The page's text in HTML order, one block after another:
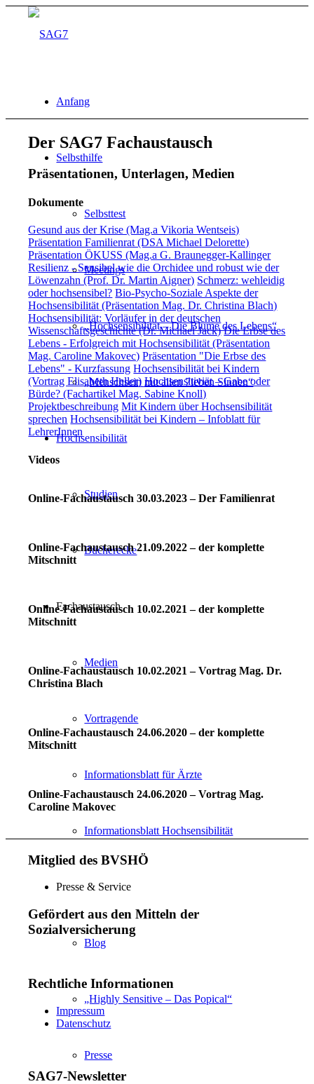
Anfang
Selbsthilfe
Selbsttest
Meetings
„Hochsensibilität – Die Blume des Lebens“
„Menschsein mit allen 7ieben Sinnen“
Hochsensibilität
Studien
Bücherecke
Fachaustausch
Medien
Vortragende
Informationsblatt für Ärzte
Informationsblatt Hochsensibilität
Presse & Service
Blog
„Highly Sensitive – Das Popical“
Presse
Der SAG7 Fachaustausch
Präsentationen, Unterlagen, Medien
Dokumente
Gesund aus der Krise (Mag.a Vikoria Wentseis)
Präsentation Familienrat (DSA Michael Delorette)
Präsentation ÖKUSS (Mag.a G. Braunegger-Kallinger
Resilienz - Sensibel wie die Orchidee und robust wie der
Löwenzahn (Prof. Dr. Martin Aigner) Schmerz: wehleidig
oder hochsensibel? Bio-Psycho-Soziale Aspekte der
Hochsensibilität (Präsentation Mag. Dr. Christina Blach)
Hochsensibilität: Vorläufer in der deutschen
Wissenschaftsgeschichte (Dr. Michael Jack) Die Erbse des
Lebens - Erfolgreich mit Hochsensibilität (Präsentation
Mag. Caroline Makovec) Präsentation "Die Erbse des
Lebens" - Kurzfassung Hochsensibilität bei Kindern
(Vortrag Elisabeth Heller) Hochsensitiviät – Gabe oder
Bürde? (Fachartikel Mag. Sabine Knoll)
Projektbeschreibung Mit Kindern über Hochsensibilität
sprechen Hochsensibilität bei Kindern – Infoblatt für
LehrerInnen
Videos
Online-Fachaustausch 30.03.2023 – Der Familienrat
Online-Fachaustausch 21.09.2022 – der komplette
Mitschnitt
Online-Fachaustausch 10.02.2021 – der komplette
Mitschnitt
Online-Fachaustausch 10.02.2021 – Vortrag Mag. Dr.
Christina Blach
Online-Fachaustausch 24.06.2020 – der komplette
Mitschnitt
Online-Fachaustausch 24.06.2020 – Vortrag Mag.
Caroline Makovec
Mitglied des BVSHÖ
Gefördert aus den Mitteln der
Sozialversicherung
Rechtliche Informationen
Impressum
Datenschutz
SAG7-Newsletter